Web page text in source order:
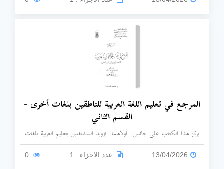
المرجع في تعليم اللغة العربية للناطقين بلغات أخرى -
القسم الثاني
يركز هذا الكتاب على جانبين: أولاهما: تزويد المشتغلين بتعليم العربية بلغات
أخرى بمفاهيم وأساليب تعد أساسية للتعليم. ثانيهما: التعريف بالاتجاهات
الحديثة في تعليم اللغة العربية لغة ثانية مع إبراز جوانب التطبيق المناسبة.
13/04/2026 عدد الاجزاء : 1